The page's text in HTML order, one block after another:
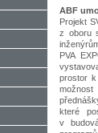
ABF
Projekt
z oboru
PVA
prostor
možnost
které
v